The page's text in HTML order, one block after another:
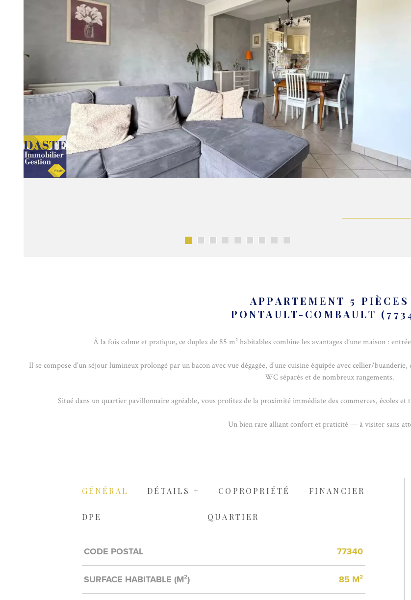
APPARTEMENT 5 PIÈCES
PONTAULT-COMBAULT
À la fois calme et pratique, ce duplex de 85 m² habitables combine les avantages d’une maison :
Il se compose d’un séjour lumineux prolongé par un bacon avec vue dégagée, d’une cuisine équipée avec cellier/
WC séparés et de nombreux rangements.
Situé dans un quartier pavillonnaire agréable, vous profitez de la proximité immédiate des commerces, écoles et
Un bien rare alliant confort et praticité — à visiter sans
GÉNÉRAL DÉTAILS + COPROPRIÉTÉ FINANCIER
DPE QUARTIER
Caractérisque Valeurs
CODE POSTAL 77340
SURFACE HABITABLE (M²) 85 M²